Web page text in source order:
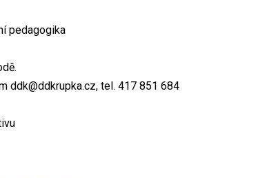
pedagogika
ddk@ddkrupka.cz, tel. 417 851 684